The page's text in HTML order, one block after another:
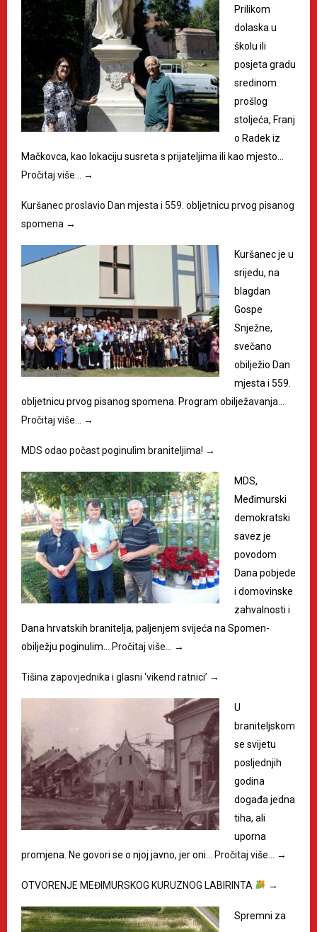
Prilikom
dolaska u
školu ili
posjeta gradu
sredinom
prošlog
stoljeća, Franj
o Radek iz
Mačkovca, kao lokaciju susreta s prijateljima ili kao mjesto…
Pročitaj više…
→
Kuršanec proslavio Dan mjesta i 559. obljetnicu prvog pisanog
spomena →
Kuršanec je u
srijedu, na
blagdan
Gospe
Snježne,
svečano
obilježio Dan
mjesta i 559.
obljetnicu prvog pisanog spomena. Program obilježavanja…
Pročitaj više…
→
MDS odao počast poginulim braniteljima! →
MDS,
Međimurski
demokratski
savez je
povodom
Dana pobjede
i domovinske
zahvalnosti i
Dana hrvatskih branitelja, paljenjem svijeća na Spomen-
obilježju poginulim…
Pročitaj više… →
Tišina zapovjednika i glasni ‘vikend ratnici’ →
U
braniteljskom
se svijetu
posljednjih
godina
događa jedna
tiha, ali
uporna
promjena. Ne govori se o njoj javno, jer oni…
Pročitaj više… →
OTVORENJE MEĐIMURSKOG KURUZNOG LABIRINTA →
Spremni za